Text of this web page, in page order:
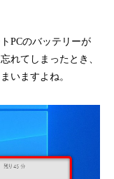
PCのバッテリーが
れてしまったとき、
いますよね。